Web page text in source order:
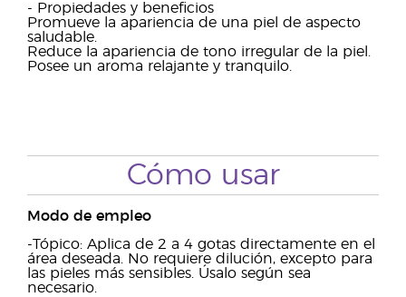
- Propiedades y beneficios
Promueve la apariencia de una piel de aspecto
saludable.
Reduce la apariencia de tono irregular de la piel.
Posee un aroma relajante y tranquilo.
Cómo usar
Modo de empleo
-Tópico: Aplica de 2 a 4 gotas directamente en el
área deseada. No requiere dilución, excepto para
las pieles más sensibles. Úsalo según sea
necesario.